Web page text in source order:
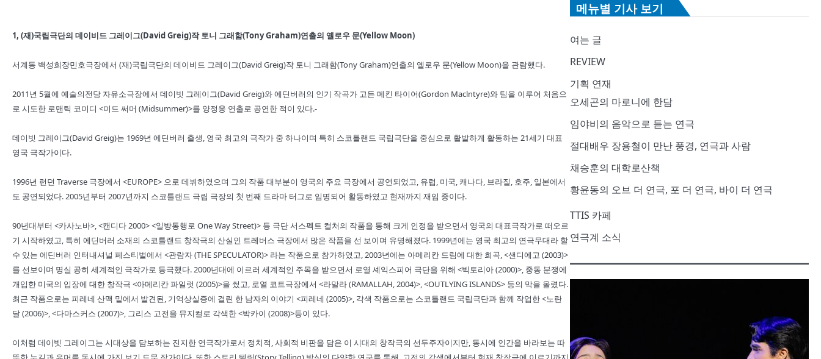
1, (재)국립극단의 데이비드 그레이그(David Greig)작 토니 그래함(Tony Graham)연출의 옐로우 문(Yellow Moon)
서계동 백성희장민호극장에서 (재)국립극단의 데이비드 그레이그(David Greig)작 토니 그래함(Tony Graham)연출의 옐로우 문(Yellow Moon)을 관람했다.
2011년 5월에 예술의전당 자유소극장에서 데이빗 그레이그(David Greig)와 에딘버러의 인기 작곡가 고든 메킨 타이어(Gordon Maclntyre)와 팀을 이루어 처음으
로 시도한 로맨틱 코미디 <미드 써머 (Midsummer)>를 양정웅 연출로 공연한 적이 있다.-
데이빗 그레이그(David Greig)는 1969년 에딘버러 출생, 영국 최고의 극작가 중 하나이며 특히 스코틀랜드 국립극단을 중심으로 활발하게 활동하는 21세기 대표
영국 극작가이다.
1996년 런던 Traverse 극장에서 <EUROPE> 으로 데뷔하였으며 그의 작품 대부분이 영국의 주요 극장에서 공연되었고, 유럽, 미국, 캐나다, 브라질, 호주, 일본에서
도 공연되었다. 2005년부터 2007년까지 스코틀랜드 극립 극장의 첫 번째 드라마 터그로 임명되어 활동하였고 현재까지 재임 중이다.
90년대부터 <카사노바>, <캔디다 2000> <일방통행로 One Way Street)> 등 극단 서스펙트 컬처의 작품을 통해 크게 인정을 받으면서 영국의 대표극작가로 떠오르
기 시작하였고, 특히 에딘버러 소재의 스코틀랜드 창작극의 산실인 트레버스 극장에서 많은 작품을 선 보이며 유명해졌다. 1999년에는 영국 최고의 연극무대라 할
수 있는 에딘버러 인터내셔널 페스티벌에서 <관람자 (THE SPECULATOR)> 라는 작품으로 참가하였고, 2003년에는 아메리칸 드림에 대한 희곡, <샌디에고 (2003)>
를 선보이며 명실 공히 세계적인 극작가로 등극했다. 2000년대에 이르러 세계적인 주목을 받으면서 로열 셰익스피어 극단을 위해 <빅토리아 (2000)>, 중동 분쟁에
개입한 미국의 입장에 대한 창작극 <아메리칸 파일럿 (2005)>을 썼고, 로열 코트극장에서 <라말라 (RAMALLAH, 2004)>, <OUTLYING ISLANDS> 등의 막을 올렸다.
최근 작품으로는 피레네 산맥 밑에서 발견된, 기억상실증에 걸린 한 남자의 이야기 <피레네 (2005)>, 각색 작품으로는 스코틀랜드 국립극단과 함께 작업한 <노란
달 (2006)>, <다마스커스 (2007)>, 그리스 고전을 뮤지컬로 각색한 <박카이 (2008)>등이 있다.
이처럼 데이빗 그레이그는 시대상을 담보하는 진지한 연극작가로서 정치적, 사회적 비판을 담은 이 시대의 창작극의 선두주자이지만, 동시에 인간을 바라보는 따
메뉴별 기사 보기
여는 글
REVIEW
기획 연재
오세곤의 마로니에 한담
임야비의 음악으로 듣는 연극
절대배우 장용철이 만난 풍경, 연극과 사람
채승훈의 대학로산책
황윤동의 오브 더 연극, 포 더 연극, 바이 더 연극
TTIS 카페
연극계 소식